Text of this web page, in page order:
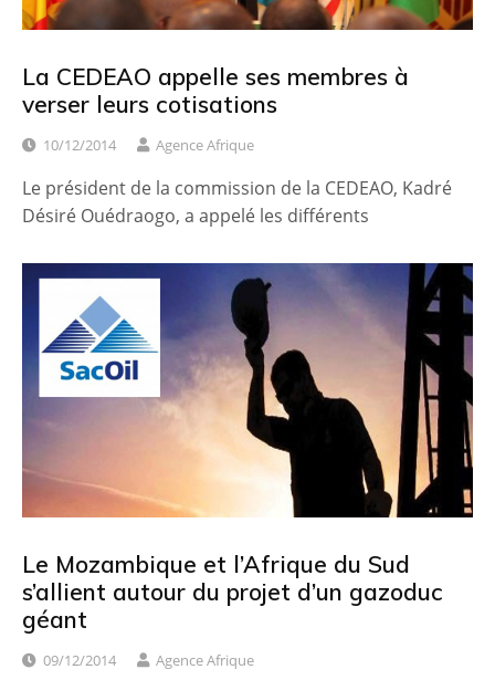
La CEDEAO appelle ses membres à
verser leurs cotisations
10/12/2014 Agence Afrique
Le président de la commission de la CEDEAO, Kadré
Désiré Ouédraogo, a appelé les différents
Le Mozambique et l’Afrique du Sud
s’allient autour du projet d’un gazoduc
géant
09/12/2014 Agence Afrique